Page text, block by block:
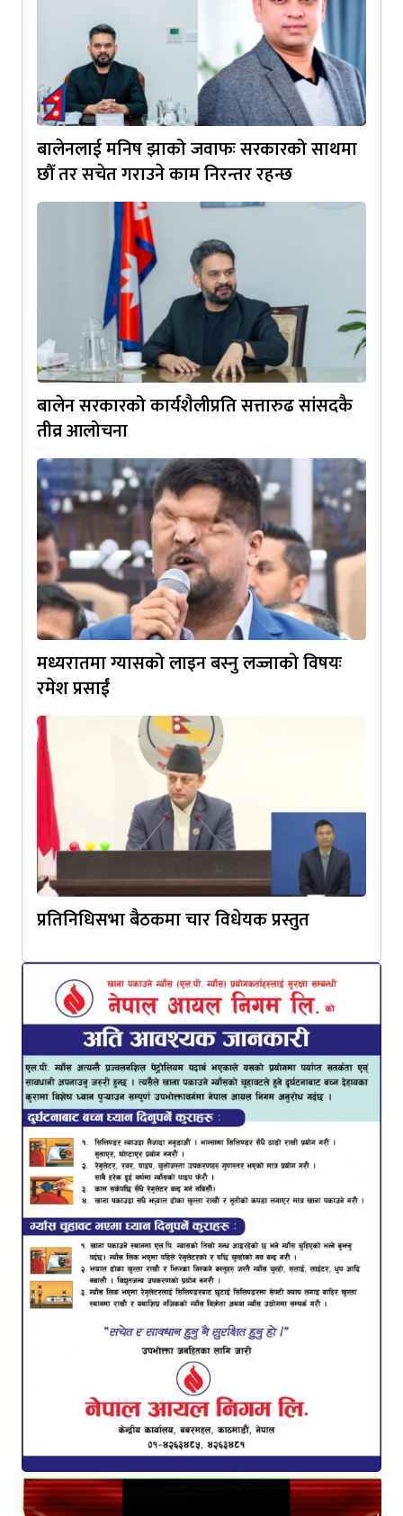
बालेनलाई मनिष झाको जवाफः सरकारको साथमा
छौँ तर सचेत गराउने काम निरन्तर रहन्छ
बालेन सरकारको कार्यशैलीप्रति सत्तारुढ सांसदकै
तीव्र आलोचना
मध्यरातमा ग्यासको लाइन बस्नु लज्जाको विषयः
रमेश प्रसाईं
प्रतिनिधिसभा बैठकमा चार विधेयक प्रस्तुत